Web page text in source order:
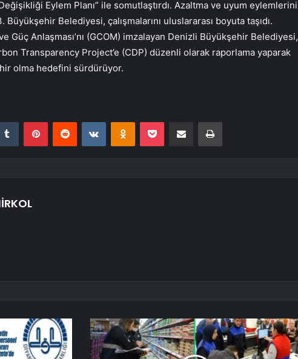
Değişikliği Eylem Planı” ile somutlaştırdı. Azaltma ve uyum eylemlerini
Belediyesi, çalışmalarını uluslararası boyuta taşıdı.
Güç Anlaşması’nı (GCOM) imzalayan Denizli Büyükşehir Belediyesi,
Transparency Project’e (CDP) düzenli olarak raporlama yaparak
olma hedefini sürdürüyor.
Tumblr PinterestReddit VKontakteOdnoklassniki
Pocket E-Posta ile paylaş Yazdır